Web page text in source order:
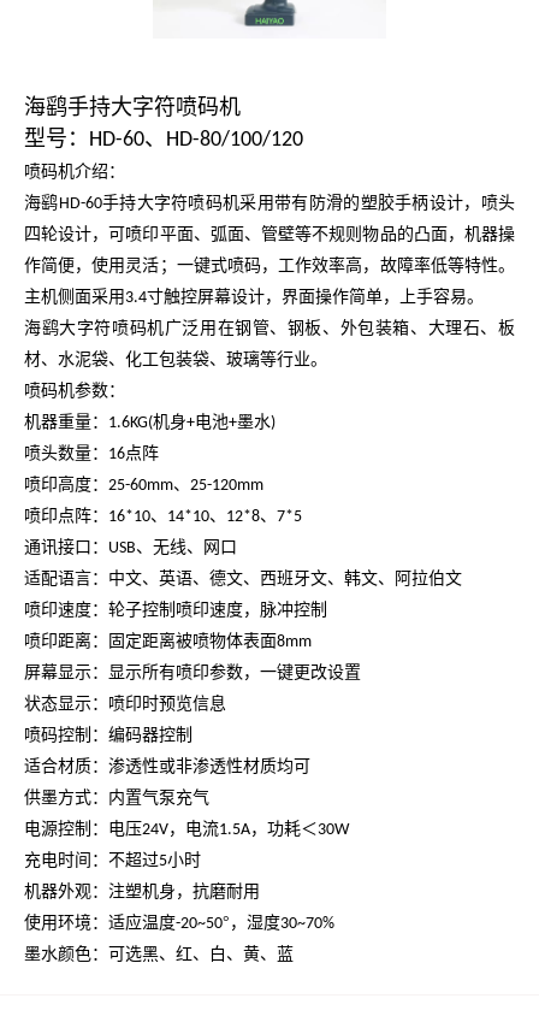
海鹞手持大字符喷码机
型号：HD-60、HD-80/100/120
喷码机介绍：
海鹞HD-60手持大字符喷码机采用带有防滑的塑胶手柄设计，喷头
四轮设计，可喷印平面、弧面、管壁等不规则物品的凸面，机器操
作简便，使用灵活；一键式喷码，工作效率高，故障率低等特性。
主机侧面采用 3.4寸触控屏幕设计，界面操作简单，上手容易。
海鹞大字符喷码机广泛用在钢管、钢板、外包装箱、大理石、板
材、水泥袋、化工包装袋、玻璃等行业。
喷码机参数：
机器重量： 1.6KG(机身+电池+墨水)
喷头数量： 16点阵
喷印高度： 25-60mm、25-120mm
喷印点阵： 16*10、 14*10、 12*8、 7*5
通讯接口： USB、无线、网口
适配语言：中文、英语、德文、西班牙文、韩文、阿拉伯文
喷印速度：轮子控制喷印速度，脉冲控制
喷印距离：固定距离被喷物体表面8mm
屏幕显示：显示所有喷印参数，一键更改设置
状态显示：喷印时预览信息
喷码控制：编码器控制
适合材质：渗透性或非渗透性材质均可
供墨方式：内置气泵充气
电源控制：电压24V，电流1.5A，功耗＜30W
充电时间：不超过5小时
机器外观：注塑机身，抗磨耐用
使用环境：适应温度-20~50°，湿度30~70%
墨水颜色：可选黑、红、白、黄、蓝